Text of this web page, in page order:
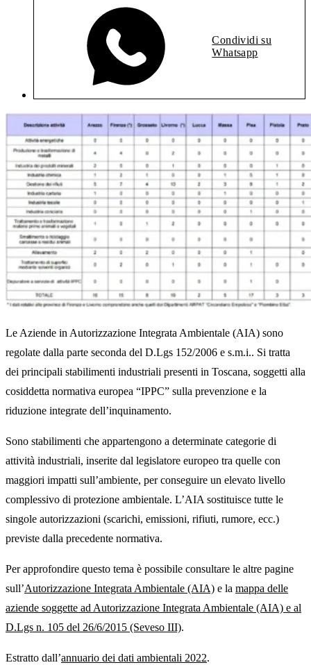
Condividi su
Whatsapp
Le Aziende in Autorizzazione Integrata Ambientale (AIA) sono
regolate dalla parte seconda del D.Lgs 152/2006 e s.m.i.. Si tratta
dei principali stabilimenti industriali presenti in Toscana, soggetti alla
cosiddetta normativa europea “IPPC” sulla prevenzione e la
riduzione integrate dell’inquinamento.
Sono stabilimenti che appartengono a determinate categorie di
attività industriali, inserite dal legislatore europeo tra quelle con
maggiori impatti sull’ambiente, per conseguire un elevato livello
complessivo di protezione ambientale. L’AIA sostituisce tutte le
singole autorizzazioni (scarichi, emissioni, rifiuti, rumore, ecc.)
previste dalla precedente normativa.
Per approfondire questo tema è possibile consultare le altre pagine
sull’Autorizzazione Integrata Ambientale (AIA) e la mappa delle
aziende soggette ad Autorizzazione Integrata Ambientale (AIA) e al
D.Lgs n. 105 del 26/6/2015 (Seveso III).
Estratto dall’annuario dei dati ambientali 2022.